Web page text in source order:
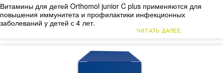
Витамины для детей Orthomol junior C plus применяются для
повышения иммунитета и профилактики инфекционных
заболеваний у детей с 4 лет.
ЧИТАТЬ ДАЛЕЕ